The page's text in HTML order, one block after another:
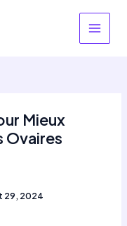
MAIN
Mieux
Ovaires
29, 2024